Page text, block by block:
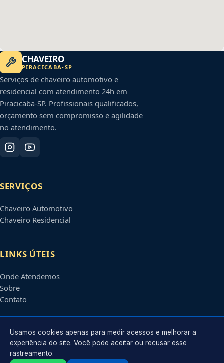
CHAVEIRO
PIRACICABA-SP
Serviços de chaveiro automotivo e
residencial com atendimento 24h em
Piracicaba-SP. Profissionais qualificados,
orçamento sem compromisso e agilidade
no atendimento.
SERVIÇOS
Chaveiro Automotivo
Chaveiro Residencial
LINKS ÚTEIS
Onde Atendemos
Sobre
Contato
CONTATO
Atendimento em
Usamos cookies apenas para medir acessos e melhorar a
experiência do site. Você pode aceitar ou recusar esse
rastreamento.